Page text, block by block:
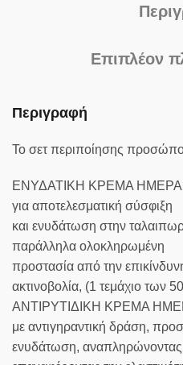
Επιπλέον
Περιγραφή
Το σετ περιποίησης
ΕΝΥΔΑΤΙΚΗ ΚΡΕΜΑ
για αποτελεσματική σύσφιξη
και ενυδάτωση στην
παράλληλα ολοκληρωμένη
προστασία από την
ακτινοβολία, (1 τεμάχιο των
ΑΝΤΙΡΥΤΙΔΙΚΗ ΚΡΕΜΑ
με αντιγηραντική δράση,
ενυδάτωση, αναπληρώνοντας